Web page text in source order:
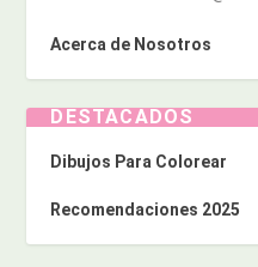
Acerca de Nosotros
DESTACADOS
Dibujos Para Colorear
Recomendaciones 2025